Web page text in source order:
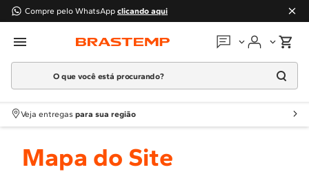
Compre pelo WhatsApp clicando aqui
Em que podemos
O que você está procurando?
Termos mais buscados
1º Geladeira
2
Fogao
Veja entregas para sua região
Mapa do Site